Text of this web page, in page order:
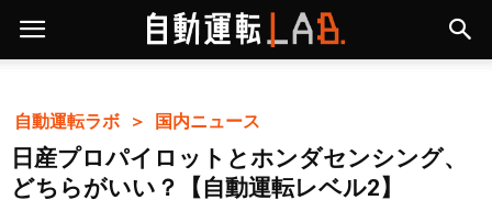
自動運転ラボ ＞ 国内ニュース
日産プロパイロットとホンダセンシング、
どちらがいい？【自動運転レベル2】